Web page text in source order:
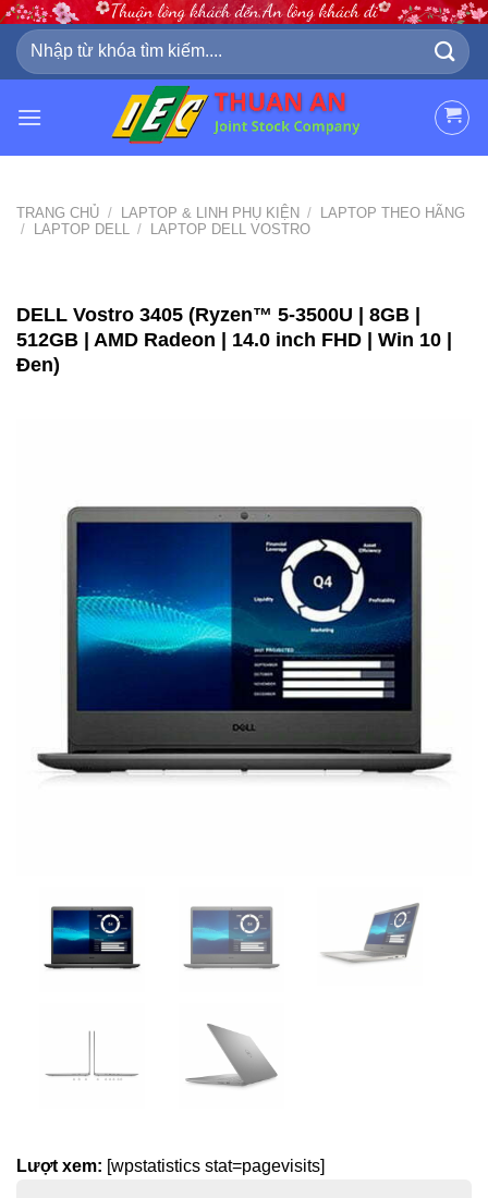
Skip
content
Tìm
kiếm:
TRANG CHỦ / LAPTOP & LINH PHỤ KIỆN / LAPTOP THEO HÃNG
/
LAPTOP DELL / LAPTOP DELL VOSTRO
DELL Vostro 3405 (Ryzen™ 5-3500U | 8GB |
512GB | AMD Radeon | 14.0 inch FHD | Win 10 |
Đen)
Lượt xem: [wpstatistics stat=pagevisits]